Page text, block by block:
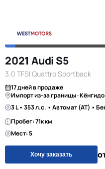
2021 Audi S5
3.0 TFSI Quattro Sportback
17 дней в продаже
Импорт из-за границы · Кёнгидо
3 L • 353 л.с. • Автомат (AT) •
Пробег: 71к км
Мест: 5
Хочу заказать